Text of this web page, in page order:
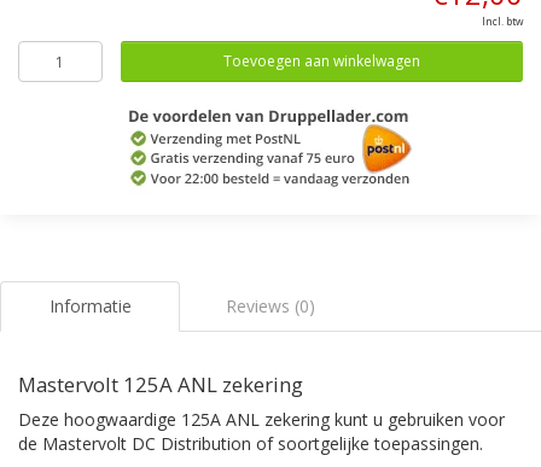
Incl. btw
Toevoegen aan winkelwagen
Informatie Reviews (0)
Mastervolt 125A ANL zekering
Deze hoogwaardige 125A ANL zekering kunt u gebruiken voor
de Mastervolt DC Distribution of soortgelijke toepassingen.